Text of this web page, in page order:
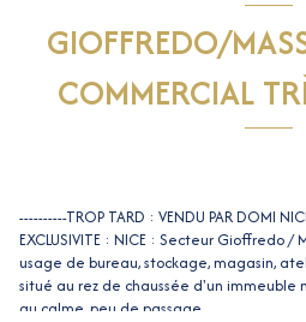
GIOFFREDO/
COMMERCIAL
----------TROP TARD : VENDU PAR DOMI
EXCLUSIVITE : NICE : Secteur Gioffredo
usage de bureau, stockage, magasin,
situé au rez de chaussée d'un immeuble
au calme, peu de passage.